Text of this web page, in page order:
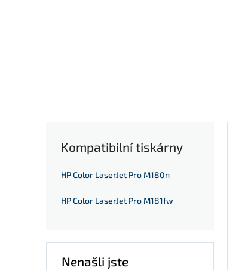
Kompatibilní tiskárny
HP Color LaserJet Pro M180n
HP Color LaserJet Pro M181fw
Nenašli jste